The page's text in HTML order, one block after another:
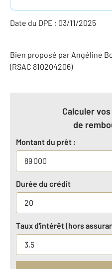
Date du DPE : 03/11/2025
Bien proposé par Angéline
(RSAC 810204206)
Calculer
de
Montant du prêt :
Durée du crédit
Taux d'intérêt (hors